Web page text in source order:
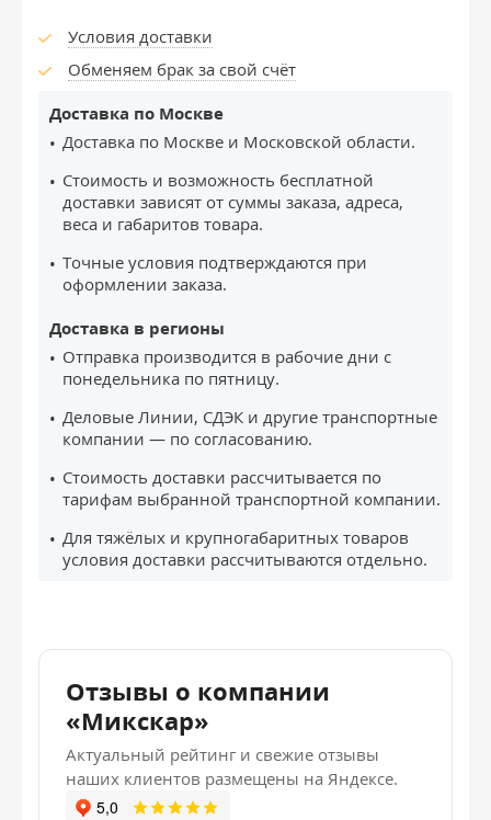
Условия доставки
Обменяем брак за свой счёт
Доставка по Москве
Доставка по Москве и Московской области.
Стоимость и возможность бесплатной
доставки зависят от суммы заказа, адреса,
веса и габаритов товара.
Точные условия подтверждаются при
оформлении заказа.
Доставка в регионы
Отправка производится в рабочие дни с
понедельника по пятницу.
Деловые Линии, СДЭК и другие транспортные
компании — по согласованию.
Стоимость доставки рассчитывается по
тарифам выбранной транспортной компании.
Для тяжёлых и крупногабаритных товаров
условия доставки рассчитываются отдельно.
Отзывы о компании
«Микскар»
Актуальный рейтинг и свежие отзывы
наших клиентов размещены на Яндексе.